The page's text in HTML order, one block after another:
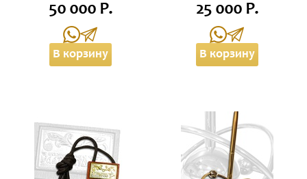
50 000 Р.
В корзину
25 000 Р.
В корзину